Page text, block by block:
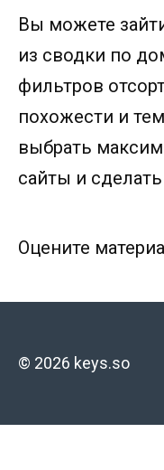
Вы можете
из сводки по
фильтров
похожести и
выбрать
сайты и
Оцените
© 2026 keys.so